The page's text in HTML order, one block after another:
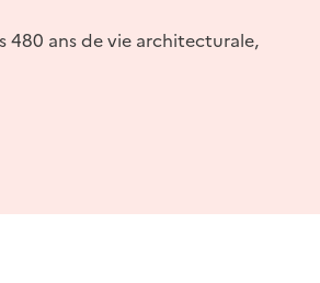
480 ans de vie architecturale,